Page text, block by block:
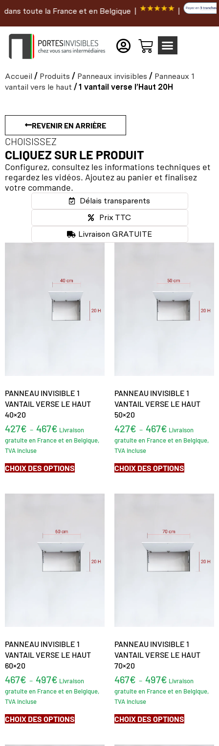
toute la France et en Belgique | |
Accueil / Produits / Panneaux invisibles / Panneaux 1
vantail vers le haut / 1 vantail verse l’Haut 20H
REVENIR EN ARRIÈRE
CHOISISSEZ
CLIQUEZ SUR LE PRODUIT
Configurez, consultez les informations techniques et
regardez les vidéos. Ajoutez au panier et finalisez
votre commande.
Délais transparents
Prix TTC
Livraison GRATUITE
PANNEAU INVISIBLE 1
VANTAIL VERSE LE HAUT
40×20
427€ – 467€ Livraison
gratuite en France et en Belgique,
TVA incluse
CHOIX DES OPTIONS
PANNEAU INVISIBLE 1
VANTAIL VERSE LE HAUT
50×20
427€ – 467€ Livraison
gratuite en France et en Belgique,
TVA incluse
CHOIX DES OPTIONS
PANNEAU INVISIBLE 1
VANTAIL VERSE LE HAUT
60×20
467€ – 497€ Livraison
gratuite en France et en Belgique,
TVA incluse
CHOIX DES OPTIONS
PANNEAU INVISIBLE 1
VANTAIL VERSE LE HAUT
70×20
467€ – 497€ Livraison
gratuite en France et en Belgique,
TVA incluse
CHOIX DES OPTIONS